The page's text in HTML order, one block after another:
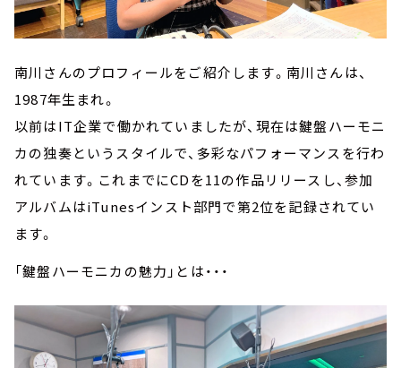
南川さんのプロフィールをご紹介します。南川さんは、
1987年生まれ。
以前はIT企業で働かれていましたが、現在は鍵盤ハーモニ
カの独奏というスタイルで、多彩なパフォーマンスを行わ
れています。これまでにCDを11の作品リリースし、参加
アルバムはiTunesインスト部門で第2位を記録されてい
ます。
「鍵盤ハーモニカの魅力」とは・・・